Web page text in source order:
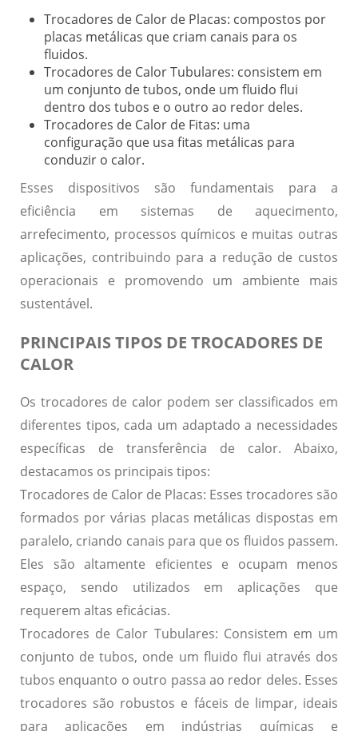
Trocadores de Calor de Placas: compostos por
placas metálicas que criam canais para os
fluidos.
Trocadores de Calor Tubulares: consistem em
um conjunto de tubos, onde um fluido flui
dentro dos tubos e o outro ao redor deles.
Trocadores de Calor de Fitas: uma
configuração que usa fitas metálicas para
conduzir o calor.
Esses dispositivos são fundamentais para a
eficiência em sistemas de aquecimento,
arrefecimento, processos químicos e muitas outras
aplicações, contribuindo para a redução de custos
operacionais e promovendo um ambiente mais
sustentável.
PRINCIPAIS TIPOS DE TROCADORES DE
CALOR
Os trocadores de calor podem ser classificados em
diferentes tipos, cada um adaptado a necessidades
específicas de transferência de calor. Abaixo,
destacamos os principais tipos:
Trocadores de Calor de Placas: Esses trocadores são
formados por várias placas metálicas dispostas em
paralelo, criando canais para que os fluidos passem.
Eles são altamente eficientes e ocupam menos
espaço, sendo utilizados em aplicações que
requerem altas eficácias.
Trocadores de Calor Tubulares: Consistem em um
conjunto de tubos, onde um fluido flui através dos
tubos enquanto o outro passa ao redor deles. Esses
trocadores são robustos e fáceis de limpar, ideais
para aplicações em indústrias químicas e